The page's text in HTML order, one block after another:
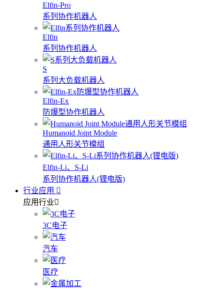
Elfin-Pro
系列协作机器人
Elfin
系列协作机器人
S
系列大负载机器人
Elfin-Ex
防爆型协作机器人
Humanoid Joint Module
通用人形关节模组
Elfin-Li、S-Li
系列协作机器人(锂电版)
行业应用
应用行业
3C电子
汽车
医疗